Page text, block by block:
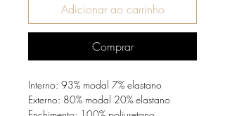
Adicionar ao carrinho
Comprar
Interno: 93% modal 7% elastano
Externo: 80% modal 20% elastano